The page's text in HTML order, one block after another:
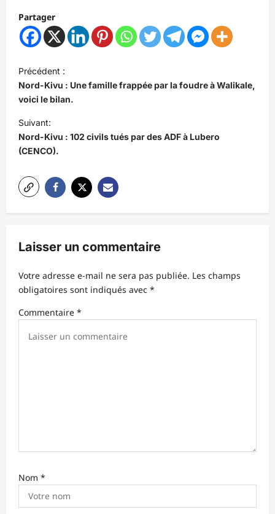
Partager
a
v
i
g
a
t
i
o
d
’
a
r
Précédent :
Nord-Kivu : Une famille frappée par la foudre à Walikale,
voici le bilan.
Suivant:
Nord-Kivu : 102 civils tués par des ADF à Lubero
(CENCO).
Laisser un commentaire
Votre adresse e-mail ne sera pas publiée. Les champs
obligatoires sont indiqués avec *
Commentaire *
Nom *